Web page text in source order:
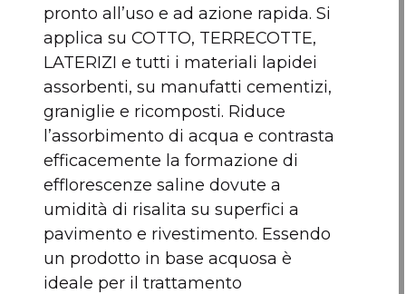
pronto all’uso e ad azione rapida. Si
applica su COTTO, TERRECOTTE,
LATERIZI e tutti i materiali lapidei
assorbenti, su manufatti cementizi,
graniglie e ricomposti. Riduce
l’assorbimento di acqua e contrasta
efficacemente la formazione di
efflorescenze saline dovute a
umidità di risalita su superfici a
pavimento e rivestimento. Essendo
un prodotto in base acquosa è
ideale per il trattamento
Ean13 8005655804890
IDROREPELLENTE
traspirante da 5LT
ACIDO FORTE
BIGMAT da 1 LT